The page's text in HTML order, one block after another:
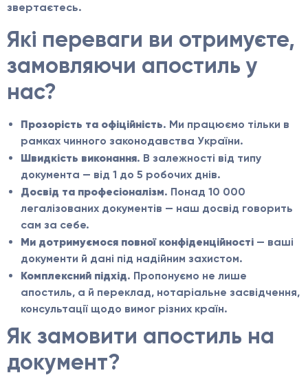
звертаєтесь.
Які переваги ви отримуєте,
замовляючи апостиль у
нас?
Прозорість та офіційність. Ми працюємо тільки в
рамках чинного законодавства України.
Швидкість виконання. В залежності від типу
документа — від 1 до 5 робочих днів.
Досвід та професіоналізм. Понад 10 000
легалізованих документів — наш досвід говорить
сам за себе.
Ми дотримуємося повної конфіденційності — ваші
документи й дані під надійним захистом.
Комплексний підхід. Пропонуємо не лише
апостиль, а й переклад, нотаріальне засвідчення,
консультації щодо вимог різних країн.
Як замовити апостиль на
документ?